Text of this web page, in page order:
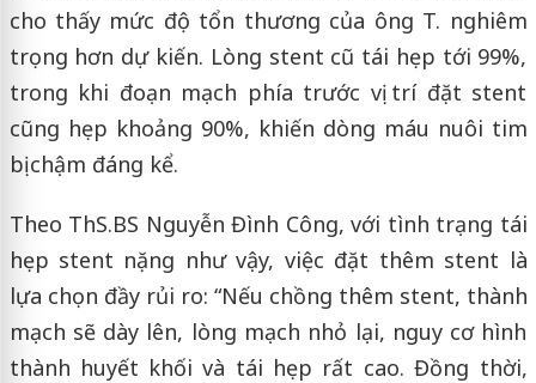
cho thấy mức độ tổn thương của ông T. nghiêm
trọng hơn dự kiến. Lòng stent cũ tái hẹp tới 99%,
trong khi đoạn mạch phía trước vị trí đặt stent
cũng hẹp khoảng 90%, khiến dòng máu nuôi tim
bị chậm đáng kể.
Theo ThS.BS Nguyễn Đình Công, với tình trạng tái
hẹp stent nặng như vậy, việc đặt thêm stent là
lựa chọn đầy rủi ro: “Nếu chồng thêm stent, thành
mạch sẽ dày lên, lòng mạch nhỏ lại, nguy cơ hình
thành huyết khối và tái hẹp rất cao. Đồng thời,